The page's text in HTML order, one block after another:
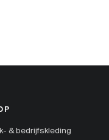
& bedrijfskleding